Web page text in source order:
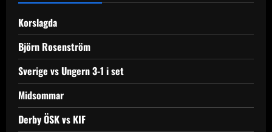
Korslagda
Björn Rosenström
Sverige vs Ungern 3-1 i set
Midsommar
Derby ÖSK vs KIF